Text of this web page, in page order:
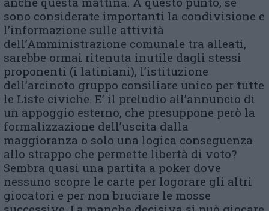
sono considerate importanti la condivisione e
l’informazione sulle attività
dell’Amministrazione comunale tra alleati,
sarebbe ormai ritenuta inutile dagli stessi
proponenti (i latiniani), l’istituzione
dell’arcinoto gruppo consiliare unico per tutte
le Liste civiche. E’ il preludio all’annuncio di
un appoggio esterno, che presuppone però la
formalizzazione dell’uscita dalla
maggioranza o solo una logica conseguenza
allo strappo che permette libertà di voto?
Sembra quasi una partita a poker dove
nessuno scopre le carte per logorare gli altri
giocatori e per non bruciare le mosse